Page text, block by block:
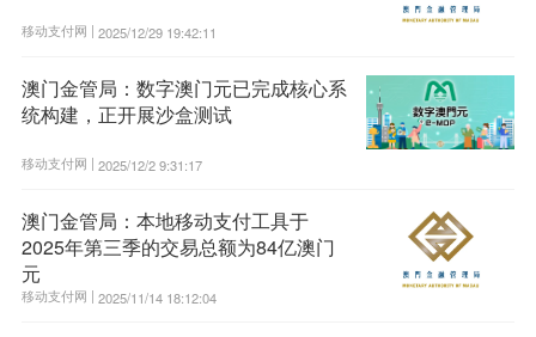
移动支付网 | 2025/12/29 19:42:11
澳门金管局：数字澳门元已完成核心系
统构建，正开展沙盒测试
移动支付网 | 2025/12/2 9:31:17
澳门金管局：本地移动支付工具于
2025年第三季的交易总额为84亿澳门
元
移动支付网 | 2025/11/14 18:12:04